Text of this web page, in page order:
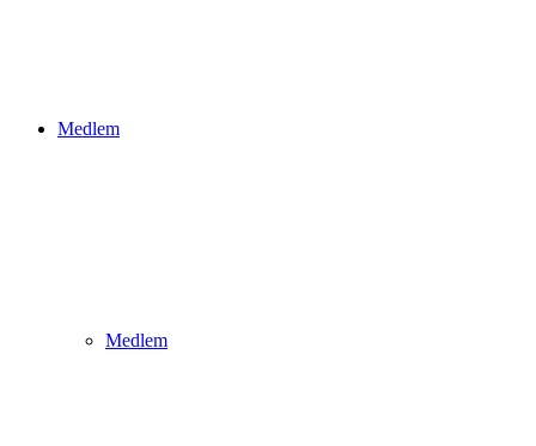
Medlem
Medlem